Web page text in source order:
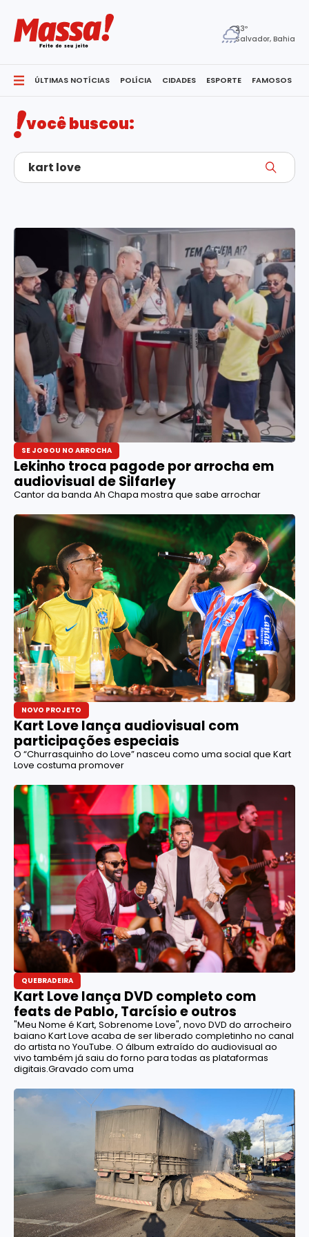
23º
Salvador, Bahia
ÚLTIMAS NOTÍCIAS POLÍCIA CIDADES ESPORTE FAMOSOS
você buscou:
SE JOGOU NO ARROCHA
Lekinho troca pagode por arrocha em
audiovisual de Silfarley
Cantor da banda Ah Chapa mostra que sabe arrochar
NOVO PROJETO
Kart Love lança audiovisual com
participações especiais
O “Churrasquinho do Love” nasceu como uma social que Kart
Love costuma promover
QUEBRADEIRA
Kart Love lança DVD completo com
feats de Pablo, Tarcísio e outros
"Meu Nome é Kart, Sobrenome Love", novo DVD do arrocheiro
baiano Kart Love acaba de ser liberado completinho no canal
do artista no YouTube. O álbum extraído do audiovisual ao
vivo também já saiu do forno para todas as plataformas
digitais.Gravado com uma